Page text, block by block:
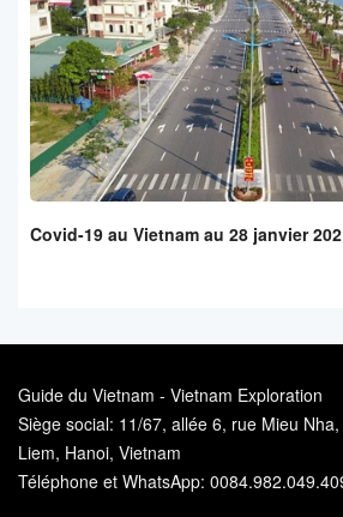
Covid-19 au Vietnam au 28 janvier
Guide du Vietnam - Vietnam Exploration
Siège social: 11/67, allée 6, rue Mieu
Liem, Hanoi, Vietnam
Téléphone et WhatsApp: